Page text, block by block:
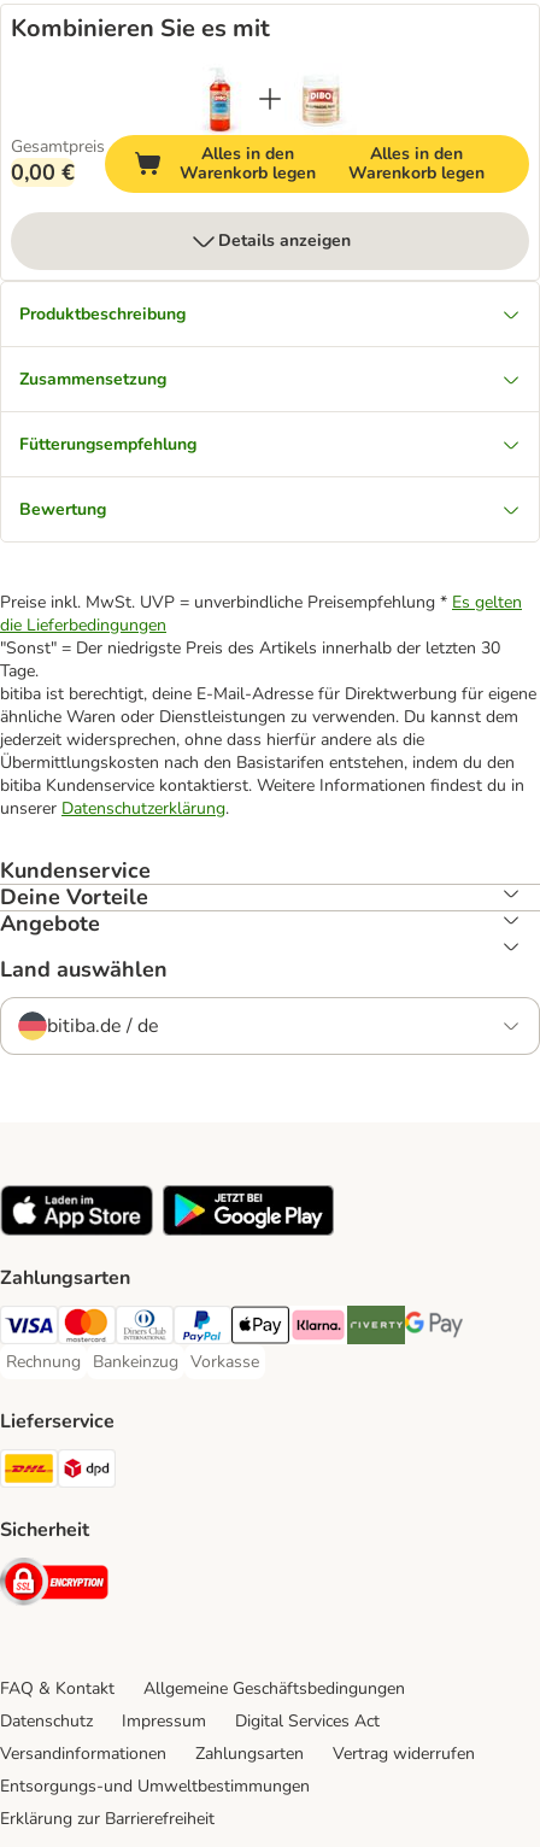
Kombinieren Sie es mit
Gesamtpreis
0,00 €
Alles in den
Warenkorb legen
Alles in den
Warenkorb legen
Details anzeigen
Produktbeschreibung
Zusammensetzung
Fütterungsempfehlung
Bewertung
Preise inkl. MwSt. UVP = unverbindliche Preisempfehlung * Es gelten
die Lieferbedingungen
"Sonst" = Der niedrigste Preis des Artikels innerhalb der letzten 30
Tage.
bitiba ist berechtigt, deine E-Mail-Adresse für Direktwerbung für eigene
ähnliche Waren oder Dienstleistungen zu verwenden. Du kannst dem
jederzeit widersprechen, ohne dass hierfür andere als die
Übermittlungskosten nach den Basistarifen entstehen, indem du den
bitiba Kundenservice kontaktierst. Weitere Informationen findest du in
unserer Datenschutzerklärung.
Kundenservice
Deine Vorteile
Angebote
Land auswählen
bitiba.de / de
Zahlungsarten
Visa Payment Method
Mastercard Payment Method
Diners Club Payment Method
PayPal Payment Method
Apple Pay Payment Method
Klarna Payment Method
Riverty Payment Method
Google Pay
Rechnung
Rechnung Payment Method
Bankeinzug
Bankeinzug Payment Method
Vorkasse
Vorkasse Payment Method
Lieferservice
DHL Shipping Method
Sicherheit
Security
FAQ & Kontakt
Allgemeine Geschäftsbedingungen
Datenschutz
Impressum
Digital Services Act
Versandinformationen
Zahlungsarten
Vertrag widerrufen
Entsorgungs-und Umweltbestimmungen
Erklärung zur Barrierefreiheit